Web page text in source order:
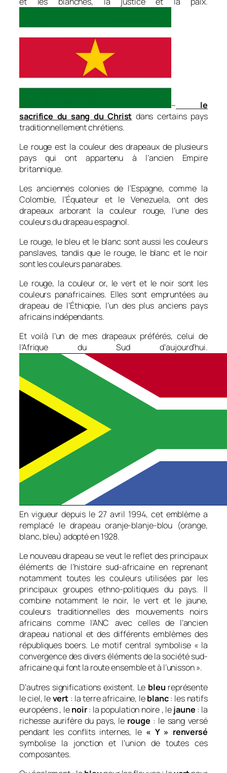
– le
sacrifice du sang du Christ dans certains pays
traditionnellement chrétiens.
Le rouge est la couleur des drapeaux de plusieurs
pays qui ont appartenu à l’ancien Empire
britannique.
Les anciennes colonies de l’Espagne, comme la
Colombie, l’Équateur et le Venezuela, ont des
drapeaux arborant la couleur rouge, l’une des
couleurs du drapeau espagnol.
Le rouge, le bleu et le blanc sont aussi les couleurs
panslaves, tandis que le rouge, le blanc et le noir
sont les couleurs panarabes.
Le rouge, la couleur or, le vert et le noir sont les
couleurs panafricaines. Elles sont empruntées au
drapeau de l’Éthiopie, l’un des plus anciens pays
africains indépendants.
Et voilà l’un de mes drapeaux préférés, celui de
l’Afrique du Sud d’aujourd’hui.
En vigueur depuis le 27 avril 1994, cet emblème a
remplacé le drapeauoranje-blanje-blou (orange,
blanc, bleu) adopté en 1928.
Le nouveau drapeau se veut le reflet des principaux
éléments de l’histoire sud-africaine en reprenant
notamment toutes les couleurs utilisées par les
principaux groupes ethno-politiques du pays. Il
combine notamment le noir, le vert et le jaune,
couleurs traditionnelles des mouvements noirs
africains comme l’ANC avec celles de l’ancien
drapeau national et des différents emblèmes des
républiques boers. Le motif central symbolise «la
convergence des divers éléments de la société sud-
africaine qui font la route ensemble et à l’unisson».
D’autres significations existent. Le bleu représente
le ciel, levert : la terre africaine, leblanc: les natifs
européens , lenoir: la population noire , lejaune : la
richesse aurifère du pays, le rouge : le sang versé
pendant les conflits internes, le « Y » renversé
symbolise la jonction et l’union de toutes ces
composantes.